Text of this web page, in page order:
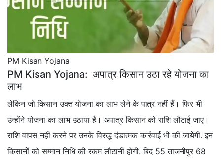
PM Kisan Yojana
PM Kisan Yojana: अपात्र किसान उठा रहे योजना का
लाभ
लेकिन जो किसान उक्त योजना का लाभ लेने के पात्र नहीं हैं। फिर भी
उन्होंने योजना का लाभ उठाया है। अपात्र किसान को राशि लौटाई जाए।
राशि वापस नहीं करने पर उनके विरुद्ध दंडात्मक कार्रवाई भी की जायेगी. इन
किसानों को सम्मान निधि की रकम लौटानी होगी. बिंद 55 ताजनीपुर 68